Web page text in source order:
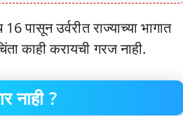
पासून उर्वरीत राज्याच्या भागात
काही करायची गरज नाही.
नाही ?